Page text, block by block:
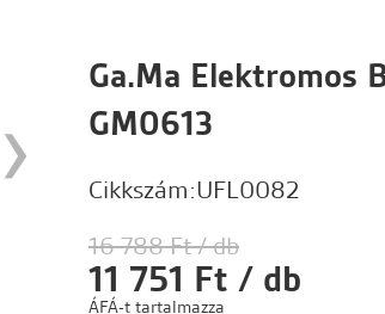
›
Ga.Ma Elektromos
GM0613
Cikkszám:UFL0082
16 788 Ft / db
11 751 Ft / db
ÁFÁ-t tartalmazza